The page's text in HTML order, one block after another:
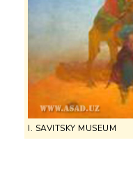
I. SAVITSKY MUSEUM